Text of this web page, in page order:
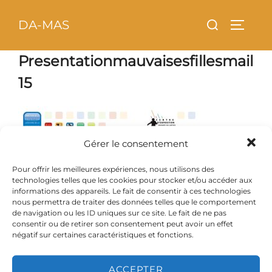
Gérer le consentement
Pour offrir les meilleures expériences, nous utilisons des
technologies telles que les cookies pour stocker et/ou accéder aux
informations des appareils. Le fait de consentir à ces technologies
nous permettra de traiter des données telles que le comportement
de navigation ou les ID uniques sur ce site. Le fait de ne pas
consentir ou de retirer son consentement peut avoir un effet
négatif sur certaines caractéristiques et fonctions.
ACCEPTER
DA-MAS Rechercher :
Presentationmauvaisesfillesmail
15